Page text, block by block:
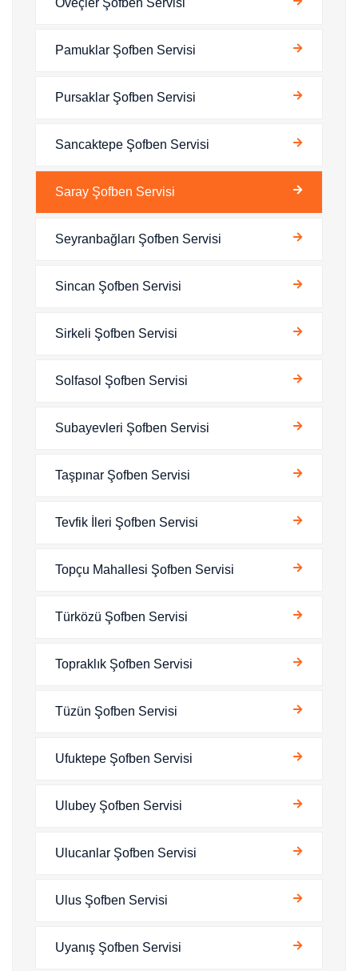
Pamuklar Şofben Servisi
Pursaklar Şofben Servisi
Sancaktepe Şofben Servisi
Saray Şofben Servisi
Seyranbağları Şofben Servisi
Sincan Şofben Servisi
Sirkeli Şofben Servisi
Solfasol Şofben Servisi
Subayevleri Şofben Servisi
Taşpınar Şofben Servisi
Tevfik İleri Şofben Servisi
Topçu Mahallesi Şofben Servisi
Türközü Şofben Servisi
Topraklık Şofben Servisi
Tüzün Şofben Servisi
Ufuktepe Şofben Servisi
Ulubey Şofben Servisi
Ulucanlar Şofben Servisi
Ulus Şofben Servisi
Uyanış Şofben Servisi